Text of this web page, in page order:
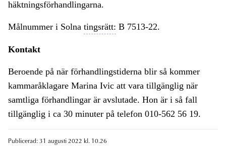
häktningsförhandlingarna.
Målnummer i Solna tingsrätt: B 7513-22.
Kontakt
Beroende på när förhandlingstiderna blir så kommer
kammaråklagare Marina Ivic att vara tillgänglig när
samtliga förhandlingar är avslutade. Hon är i så fall
tillgänglig i ca 30 minuter på telefon 010-562 56 19.
Publicerad: 31 augusti 2022 kl. 10.26